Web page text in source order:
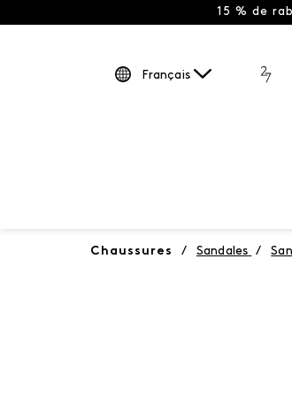
15 % de
Français
Chaussures / Sandales /